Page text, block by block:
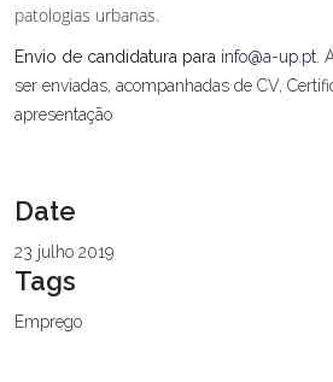
patologias urbanas.
Envio de candidatura para info@a-up.pt
ser enviadas, acompanhadas de CV,
apresentação
Date
23 julho 2019
Tags
Emprego